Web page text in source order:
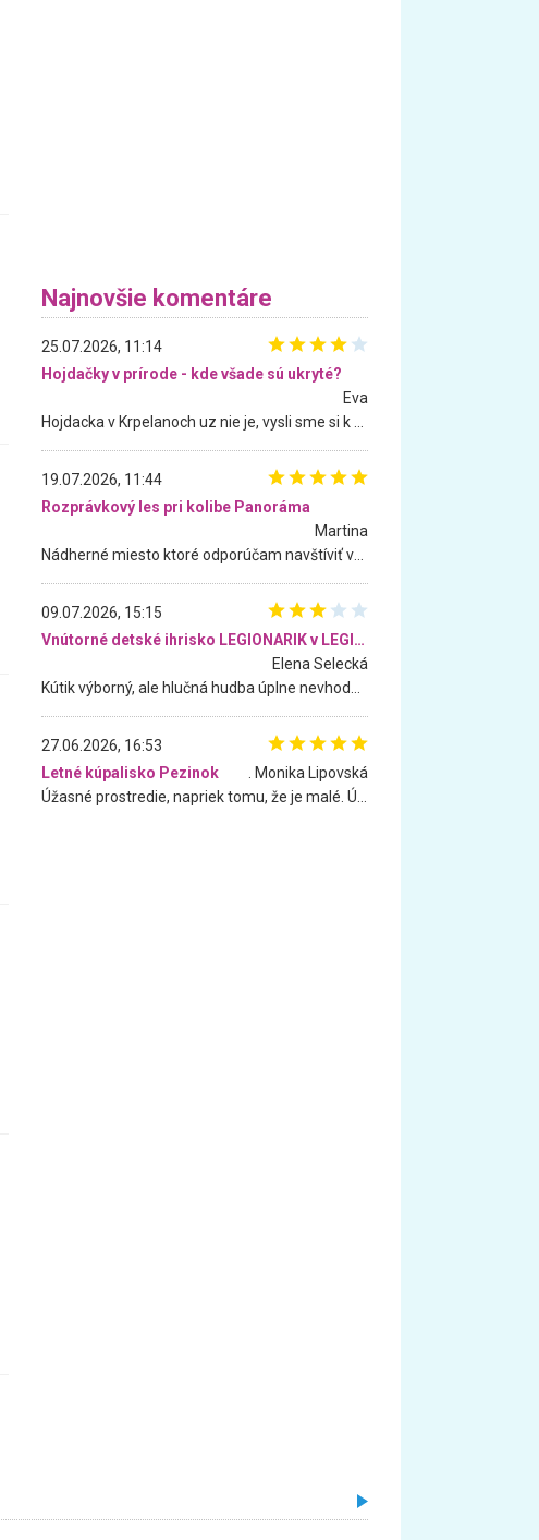
Najnovšie komentáre
25.07.2026, 11:14
Hojdačky v prírode - kde všade sú ukryté?
Eva
19.07.2026, 11:44
Rozprávkový les pri kolibe Panoráma
Martina
09.07.2026, 15:15
Vnútorné detské ihrisko LEGIONARIK v LEGIA Fitness
Elena Selecká
27.06.2026, 16:53
Letné kúpalisko Pezinok
. Monika Lipovská